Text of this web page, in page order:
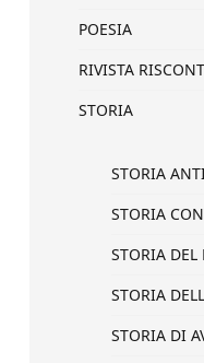
POESIA
RIVISTA
STORIA
STORIA
STORIA
STORIA
STORIA
STORIA DI